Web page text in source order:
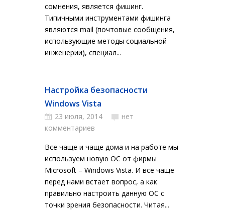
сомнения, является фишинг.
Типичными инструментами фишинга
являются mail (почтовые сообщения,
использующие методы социальной
инженерии), специал...
Настройка безопасности
Windows Vista
23 июля, 2014
нет
комментариев
Все чаще и чаще дома и на работе мы
используем новую ОС от фирмы
Microsoft – Windows Vista. И все чаще
перед нами встает вопрос, а как
правильно настроить данную ОС с
точки зрения безопасности. Читая...